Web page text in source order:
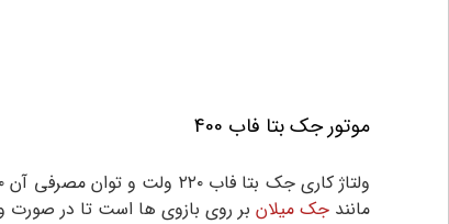
موتور جک بتا فاب 400
مانند جک میلانبر روی بازوی ها است تا در صورت